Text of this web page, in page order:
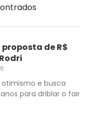
de R$
e busca
para driblar o fair